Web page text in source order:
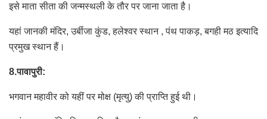
इसे माता सीता की जन्मस्थली के तौर पर जाना जाता है।
यहां जानकी मंदिर, उर्बीजा कुंड, हलेश्वर स्थान , पंथ पाकड़, बगही मठ इत्यादि
प्रमुख स्थान हैं।
8.पावापुरी:
भगवान महावीर को यहीं पर मोक्ष (मृत्यु) की प्राप्ति हुई थी।